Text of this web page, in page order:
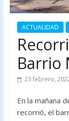
ACTUALIDAD
Barrio
23 febrero,
En la mañana
recorrió, el